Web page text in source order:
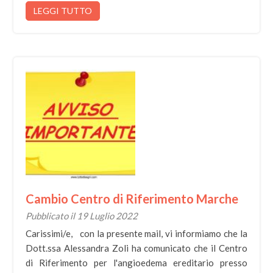
LEGGI TUTTO
Cambio Centro di Riferimento Marche
Pubblicato il 19 Luglio 2022
Carissimi/e, con la presente mail, vi informiamo che la
Dott.ssa Alessandra Zoli ha comunicato che il Centro
di Riferimento per l'angioedema ereditario presso